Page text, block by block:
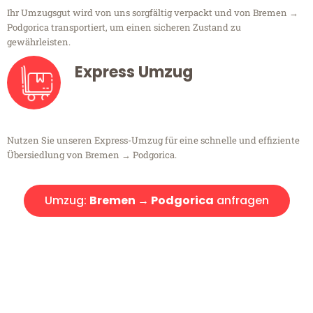
Ihr Umzugsgut wird von uns sorgfältig verpackt und von Bremen →
Podgorica transportiert, um einen sicheren Zustand zu
gewährleisten.
Express Umzug
Nutzen Sie unseren Express-Umzug für eine schnelle und effiziente
Übersiedlung von Bremen → Podgorica.
Umzug: Bremen → Podgorica anfragen